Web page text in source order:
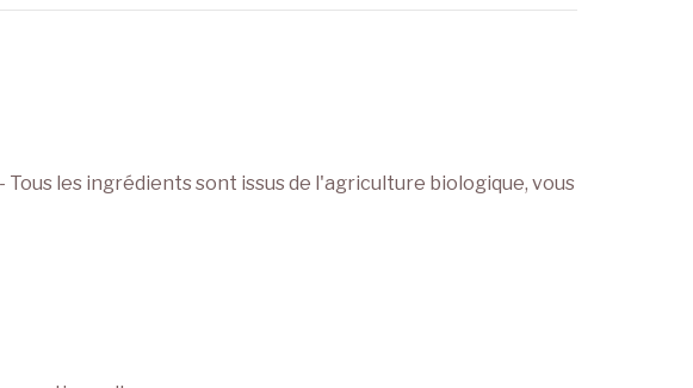
Tous les ingrédients sont issus de l'agriculture biologique, vous